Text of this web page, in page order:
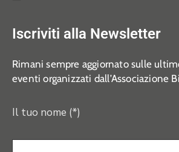
Iscriviti alla Newsletter
Rimani sempre aggiornato sulle
eventi organizzati dall’Associazione
Il tuo nome (*)